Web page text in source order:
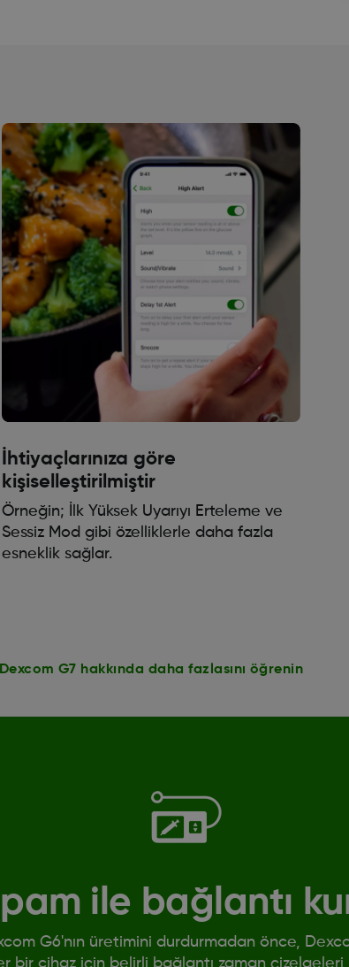
İhtiyaçlarınıza göre
kişiselleştirilmiştir
Örneğin; İlk Yüksek Uyarıyı Erteleme ve
Sessiz Mod gibi özelliklerle daha fazla
esneklik sağlar.
Dexcom G7 hakkında daha fazlasını öğrenin
ile bağlantı
G6'nın üretimini durdurmadan önce,
bir cihaz için belirli bağlantı zaman